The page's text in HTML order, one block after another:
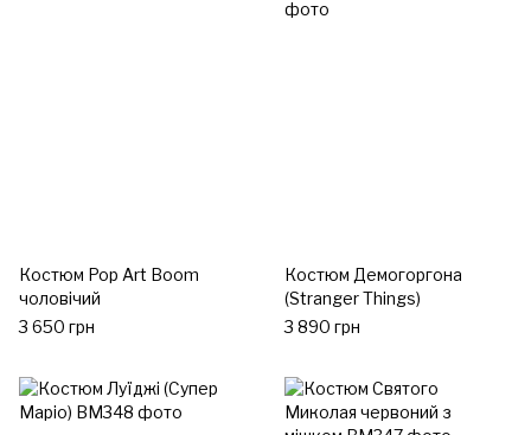
Костюм Pop Art Boom
чоловічий
3 650 грн
Костюм Демогоргона
(Stranger Things)
3 890 грн